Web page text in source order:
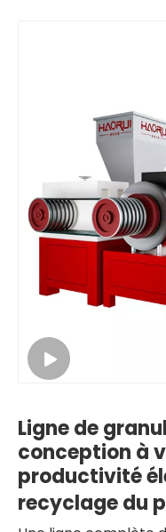
Ligne de
conception à
productivité
recyclage du